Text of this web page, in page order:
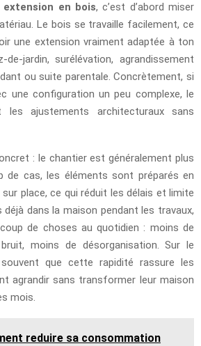
extension en bois, c’est d’abord miser
Le bois se travaille facilement, ce
une extension vraiment adaptée à ton
jardin, surélévation, agrandissement
ou suite parentale. Concrètement, si
une configuration un peu complexe, le
ajustements architecturaux sans
: le chantier est généralement plus
de cas, les éléments sont préparés en
place, ce qui réduit les délais et limite
dans la maison pendant les travaux,
de choses au quotidien : moins de
moins de désorganisation. Sur le
que cette rapidité rassure les
agrandir sans transformer leur maison
mois.
reduire sa consommation